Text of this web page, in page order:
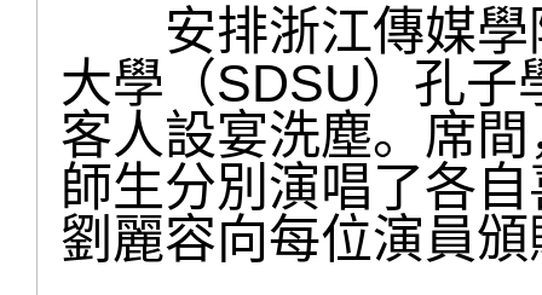
安排浙江傳媒學
大學（SDSU）孔子
客人設宴洗塵。席
師生分別演唱了各
劉麗容向每位演員